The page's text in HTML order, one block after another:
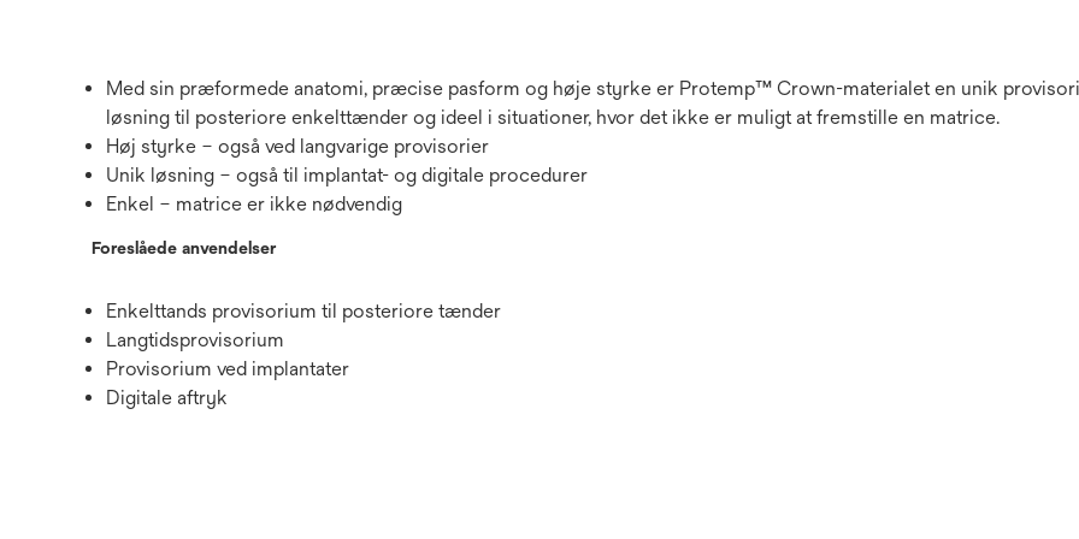
Med sin præformede anatomi, præcise pasform og høje styrke er Protemp™ Crown-materialet en unik
løsning til posteriore enkelttænder og ideel i situationer, hvor det ikke er muligt at fremstille en matrice.
Høj styrke – også ved langvarige provisorier
Unik løsning – også til implantat- og digitale procedurer
Enkel – matrice er ikke nødvendig
Foreslåede anvendelser
Enkelttands provisorium til posteriore tænder
Langtidsprovisorium
Provisorium ved implantater
Digitale aftryk